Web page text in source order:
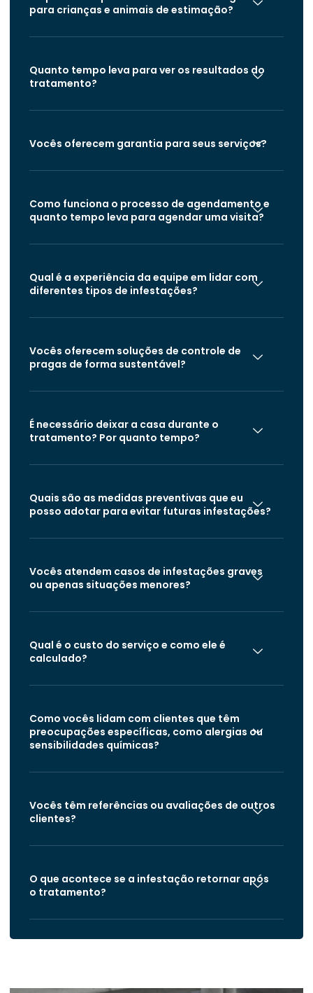
para crianças e animais de estimação?
Quanto tempo leva para ver os resultados do
tratamento?
Vocês oferecem garantia para seus serviços?
Como funciona o processo de agendamento e
quanto tempo leva para agendar uma visita?
Qual é a experiência da equipe em lidar com
diferentes tipos de infestações?
Vocês oferecem soluções de controle de
pragas de forma sustentável?
É necessário deixar a casa durante o
tratamento? Por quanto tempo?
Quais são as medidas preventivas que eu
posso adotar para evitar futuras infestações?
Vocês atendem casos de infestações graves
ou apenas situações menores?
Qual é o custo do serviço e como ele é
calculado?
Como vocês lidam com clientes que têm
preocupações específicas, como alergias ou
sensibilidades químicas?
Vocês têm referências ou avaliações de outros
clientes?
O que acontece se a infestação retornar após
o tratamento?